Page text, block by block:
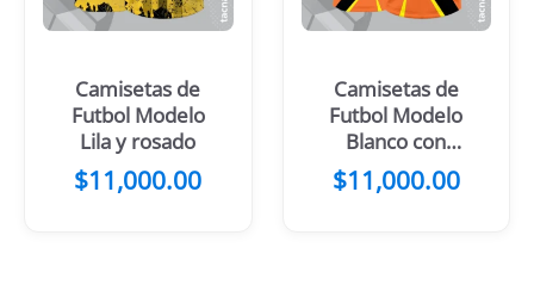
Camisetas de
Futbol Modelo
Lila y rosado
$11,000.00
Camisetas de
Futbol Modelo
Blanco con
Azul y Celeste
$11,000.00